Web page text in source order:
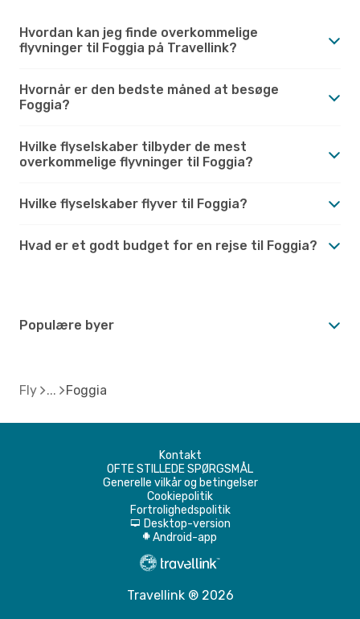
Hvordan kan jeg finde overkommelige
flyvninger til Foggia på Travellink?
Hvornår er den bedste måned at besøge
Foggia?
Hvilke flyselskaber tilbyder de mest
overkommelige flyvninger til Foggia?
Hvilke flyselskaber flyver til Foggia?
Hvad er et godt budget for en rejse til Foggia?
Populære byer
Fly Foggia
Kontakt
OFTE STILLEDE SPØRGSMÅL
Generelle vilkår og betingelser
Cookiepolitik
Fortrolighedspolitik
d Desktop-version
A Android-app
Travellink ® 2026